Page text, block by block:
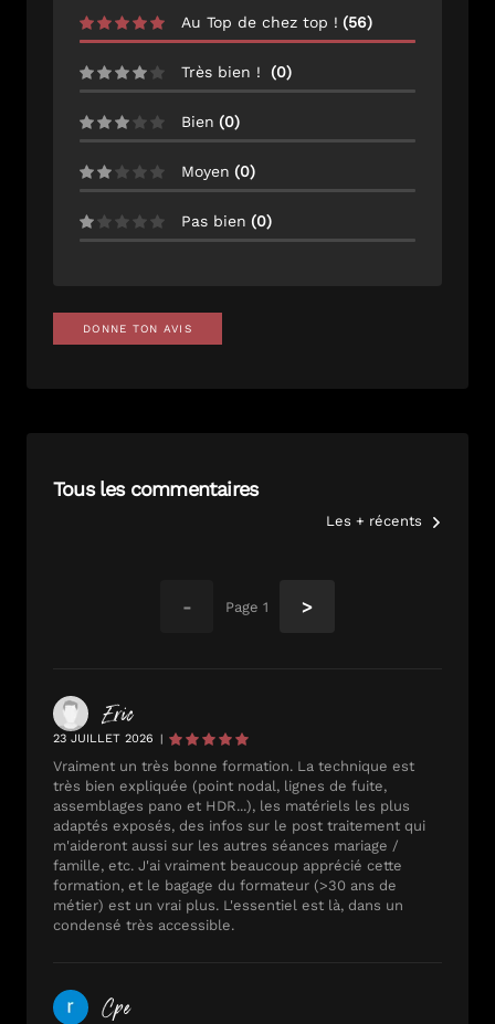
Au Top de chez top ! (56)
Très bien ! (0)
Bien (0)
Moyen (0)
Pas bien (0)
DONNE TON AVIS
Tous les commentaires
Les + récents
- Page 1 >
Eric
23 JUILLET 2026 |
Vraiment un très bonne formation. La technique est
très bien expliquée (point nodal, lignes de fuite,
assemblages pano et HDR...), les matériels les plus
adaptés exposés, des infos sur le post traitement qui
m'aideront aussi sur les autres séances mariage /
famille, etc. J'ai vraiment beaucoup apprécié cette
formation, et le bagage du formateur (>30 ans de
métier) est un vrai plus. L'essentiel est là, dans un
condensé très accessible.
Cpe